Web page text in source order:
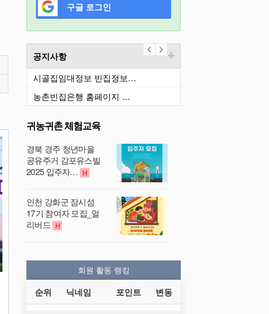
구글 로그인
공지사항
시골집임대정보 빈집정보…
농촌빈집은행 홈페이지 …
귀농귀촌 체험교육
경북 경주 청년마을
공유주거 감포유스빌
2025 입주자… H
인천 강화군 잠시섬
17기 참여자 모집_얼
리버드 H
회원 활동 랭킹
순위 닉네임 포인트 변동